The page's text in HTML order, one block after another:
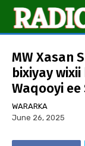
MW Xasan
bixiyay
Waqooyi
WARARKA
June 26, 2025